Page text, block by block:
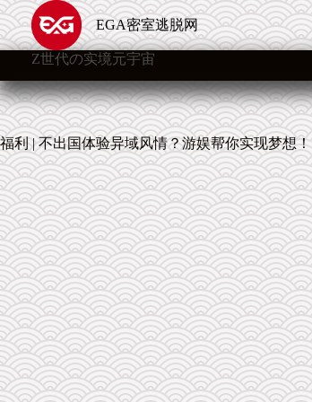
跳
至
内
EGA密室逃脱网
Z世代の实境元宇宙
福利 | 不出国体验异域风情？游娱帮你实现梦想！